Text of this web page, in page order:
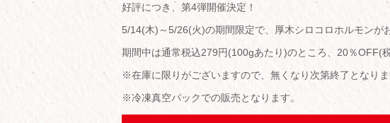
好評につき、第4弾開催決定！
5/14(木)～5/26(火)の期間限定で、厚木シロコロホルモンが
期間中は通常税込279円(100gあたり)のところ、20％OFF(
※在庫に限りがございますので、無くなり次第終了となりま
※冷凍真空パックでの販売となります。